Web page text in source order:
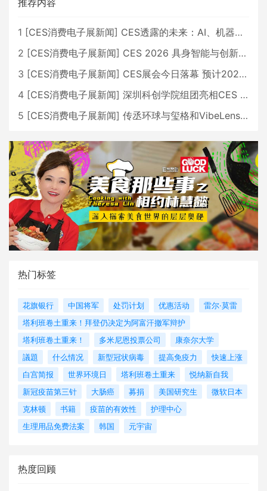
1 [CES消费电子展新闻] CES透露的未来：AI、机器人与智能生活大爆发
2 [CES消费电子展新闻] CES 2026 具身智能与创新领域 中国公司大放异彩
3 [CES消费电子展新闻] CES展会今日落幕 预计2026行业收入将超五千亿美元
4 [CES消费电子展新闻] 深圳科创学院组团亮相CES 广受好评
5 [CES消费电子展新闻] 传丞环球与玺格和VibeLens共同推出全新耳机
热门标签
花旗银行 中国将军 处罚计划 优惠活动
雷尔·莫雷
塔利班卷土重来！拜登仍决定为阿富汗撤军辩护
塔利班卷土重来！
多米尼恩投票公司
康奈尔大学
議題
什么情况 新型冠状病毒 提高免疫力
快速上涨
白宫简报
世界环境日 塔利班卷土重来
悦纳新自我
新冠疫苗第三针
大肠癌 募捐 美国研究生
微软日本
克林顿
书籍 疫苗的有效性
护理中心
生理用品免费法案
韩国 元宇宙
热度回顾